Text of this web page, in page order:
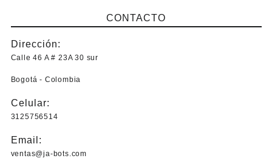
CONTACTO
Dirección:
Calle 46 A # 23A 30 sur
Bogotá - Colombia
Celular:
3125756514
Email:
ventas@ja-bots.com